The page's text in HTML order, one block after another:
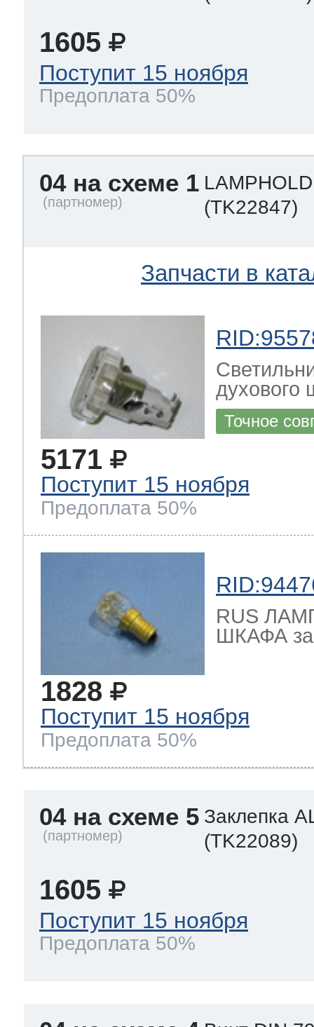
1605
Поступит 15 ноября
Предоплата 50%
04 на схеме 1
(TK22847)
Запчасти в
духового
Точное
5171
Поступит 15 ноября
Предоплата 50%
RUS
ШКАФА
1828
Поступит 15 ноября
Предоплата 50%
04 на схеме 5 Заклепка
(TK22089)
1605
Поступит 15 ноября
Предоплата 50%